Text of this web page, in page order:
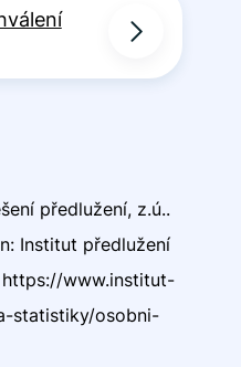
předlužení, z.ú..
Institut předlužení
www.institut-
statistiky/osobni-